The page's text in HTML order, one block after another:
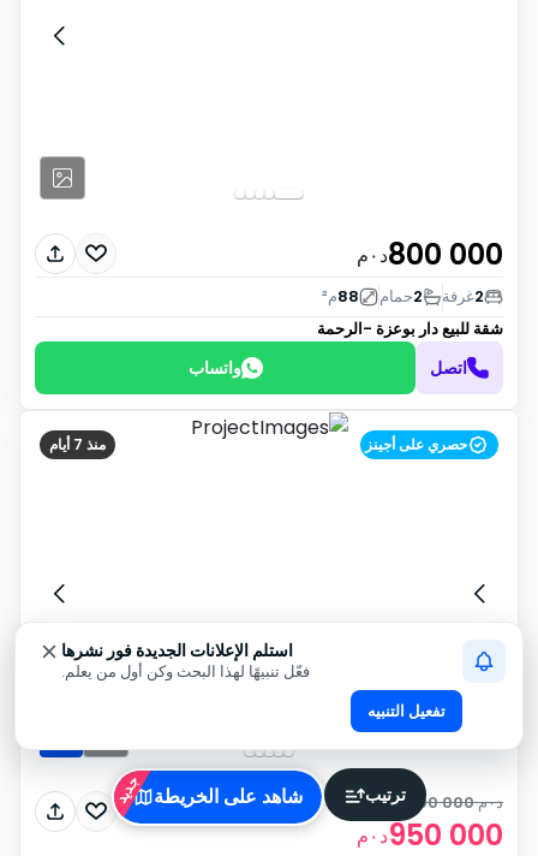
800 000د٠م
2غرفة 2حمام 88م²
شقة للبيعدار بوعزة -الرحمة
اتصل واتساب
منذ 7 أيام حصري على أجينز
950 000د٠م
1 000 000 د٠م جديد شاهد على الخريطة ترتيب
استلم الإعلانات الجديدة فور نشرها
فعّل تنبيهًا لهذا البحث وكن أول من يعلم.
تفعيل التنبيه